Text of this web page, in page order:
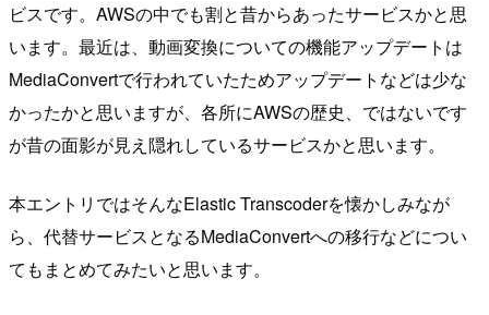
ビスです。AWSの中でも割と昔からあったサービスかと思
います。最近は、動画変換についての機能アップデートは
MediaConvertで行われていたためアップデートなどは少な
かったかと思いますが、各所にAWSの歴史、ではないです
が昔の面影が見え隠れしているサービスかと思います。
本エントリではそんなElastic Transcoderを懐かしみなが
ら、代替サービスとなるMediaConvertへの移行などについ
てもまとめてみたいと思います。